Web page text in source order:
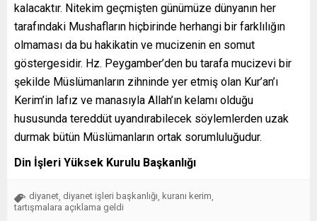
kalacaktır. Nitekim geçmişten günümüze dünyanın her
tarafındaki Mushafların hiçbirinde herhangi bir farklılığın
olmaması da bu hakikatin ve mucizenin en somut
göstergesidir. Hz. Peygamber’den bu tarafa mucizevi bir
şekilde Müslümanların zihninde yer etmiş olan Kur’an’ı
Kerim’in lafız ve manasıyla Allah’ın kelamı olduğu
hususunda tereddüt uyandırabilecek söylemlerden uzak
durmak bütün Müslümanların ortak sorumluluğudur.
Din İşleri Yüksek Kurulu Başkanlığı
diyanet diyanet işleri başkanlığı kuranı kerim
tartışmalara açıklama geldi